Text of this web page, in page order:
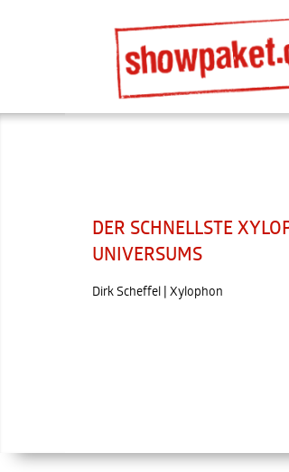
DER SCHNELLSTE
UNIVERSUMS
Dirk Scheffel | Xylophon